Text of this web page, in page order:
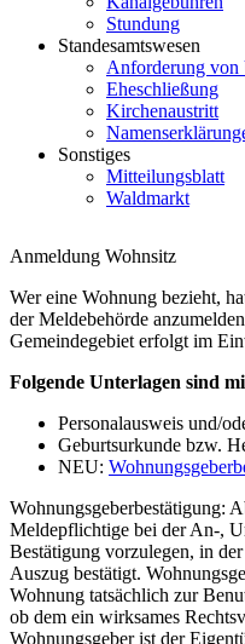
Stundung
Standesamtswesen
Anforderung von
Eheschließung
Kirchenaustritt
Sonstiges
Mitteilungsblatt
Waldmarkt
Anmeldung Wohnsitz
Wer eine Wohnung bezieht,
der Meldebehörde
Gemeindegebiet erfolgt im
Folgende Unterlagen sind
Personalausweis und/
Geburtsurkunde bzw.
NEU:
Wohnungsgeberbestätigung:
Meldepflichtige bei der An-,
Bestätigung vorzulegen, in
Auszug bestätigt.
Wohnung tatsächlich zur
ob dem ein wirksames
Wohnungsgeber ist der